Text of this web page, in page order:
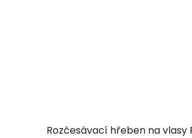
Rozčesávací hřeben na vlasy